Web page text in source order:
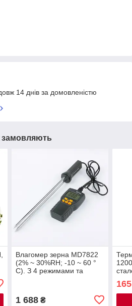
14 днів за домовленістю
замовляють
Влагомер зерна MD7822
(2% ~ 30%RH; -10 ~ 60 °
C). З 4 режимами та
1 688₴
165